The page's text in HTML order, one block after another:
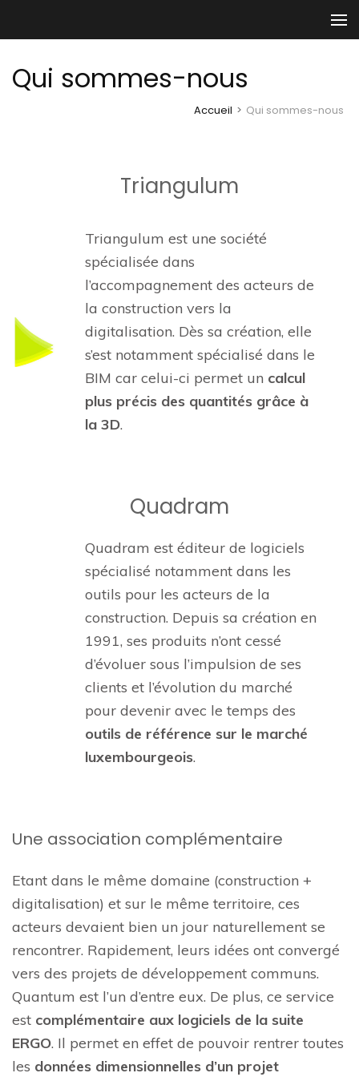
(Pressez
Qui sommes-nous
Accueil > Qui sommes-nous
Triangulum
Triangulum est une société
spécialisée dans
l’accompagnement des acteurs de
la construction vers la
digitalisation. Dès sa création, elle
s’est notamment spécialisé dans le
BIM car celui-ci permet un calcul
plus précis des quantités grâce à
la 3D.
Quadram
Quadram est éditeur de logiciels
spécialisé notamment dans les
outils pour les acteurs de la
construction. Depuis sa création en
1991, ses produits n’ont cessé
d’évoluer sous l’impulsion de ses
clients et l’évolution du marché
pour devenir avec le temps des
outils de référence sur le marché
luxembourgeois.
Une association complémentaire
Etant dans le même domaine (construction +
digitalisation) et sur le même territoire, ces
acteurs devaient bien un jour naturellement se
rencontrer. Rapidement, leurs idées ont convergé
vers des projets de développement communs.
Quantum est l’un d’entre eux. De plus, ce service
est complémentaire aux logiciels de la suite
ERGO. Il permet en effet de pouvoir rentrer toutes
les données dimensionnelles d’un projet